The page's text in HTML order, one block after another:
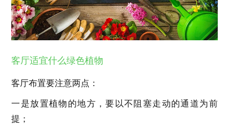
客厅适宜什么绿色植物
客厅布置要注意两点：
一是放置植物的地方，要以不阻塞走动的通道为前
提；